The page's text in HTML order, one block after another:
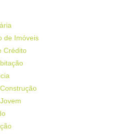
de Imóveis
Crédito